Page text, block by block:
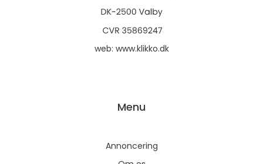
web: www.klikko.dk
Menu
Annoncering